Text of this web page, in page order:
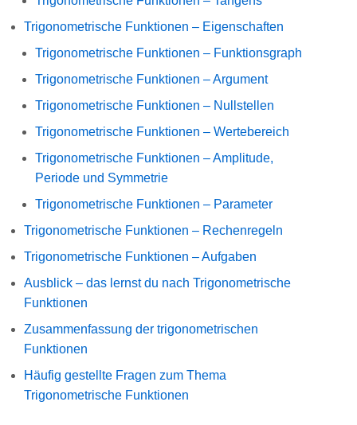
Trigonometrische Funktionen – Eigenschaften
Trigonometrische Funktionen – Funktionsgraph
Trigonometrische Funktionen – Argument
Trigonometrische Funktionen – Nullstellen
Trigonometrische Funktionen – Wertebereich
Trigonometrische Funktionen – Amplitude,
Periode und Symmetrie
Trigonometrische Funktionen – Parameter
Trigonometrische Funktionen – Rechenregeln
Trigonometrische Funktionen – Aufgaben
Ausblick – das lernst du nach Trigonometrische
Funktionen
Zusammenfassung der trigonometrischen
Funktionen
Häufig gestellte Fragen zum Thema
Trigonometrische Funktionen